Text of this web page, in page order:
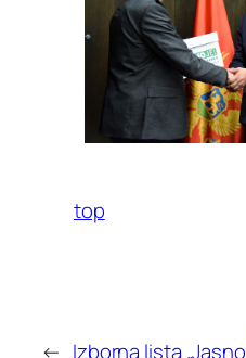
top
← Izborna lista „Jasno